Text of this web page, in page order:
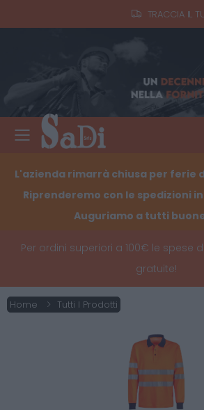
TRACCIA IL
Toggle mobile
L'azienda rimarrà chiusa per ferie
Riprenderemo con le spedizioni
Auguriamo a tutti
Per ordini superiori a 100€ le spese
gratuite!
Home Tutti I Prodotti